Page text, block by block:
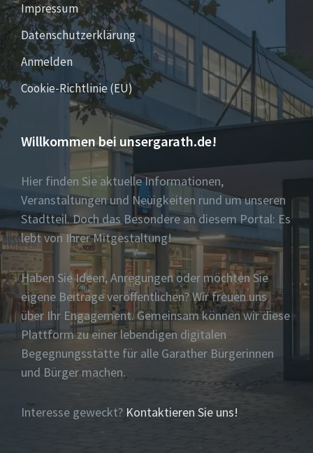
Impressum
Datenschutzerklärung
Anmelden
Cookie-Richtlinie (EU)
Willkommen bei unsergarath.de!
Hier finden Sie aktuelle Informationen,
Veranstaltungen und Neuigkeiten rund um unseren
Stadtteil. Doch das Besondere an diesem Portal: Es
lebt von Ihrer Mitgestaltung!
Haben Sie Ideen, Anregungen oder möchten Sie
eigene Beiträge veröffentlichen? Wir freuen uns
über Ihr Engagement. Gemeinsam können wir diese
Plattform zu einer lebendigen digitalen
Begegnungsstätte für alle Garather Bürgerinnen
und Bürger machen.
Interesse geweckt? Kontaktieren Sie uns!